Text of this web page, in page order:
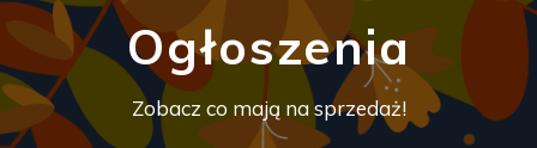
Ogłoszenia
Zobacz co mają na sprzedaż!